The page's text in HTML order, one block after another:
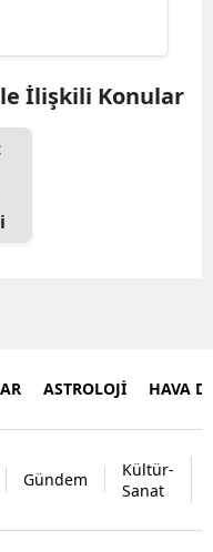
İlişkili Konular
ASTROLOJİ HAVA
Gündem
Kültür-
Sanat